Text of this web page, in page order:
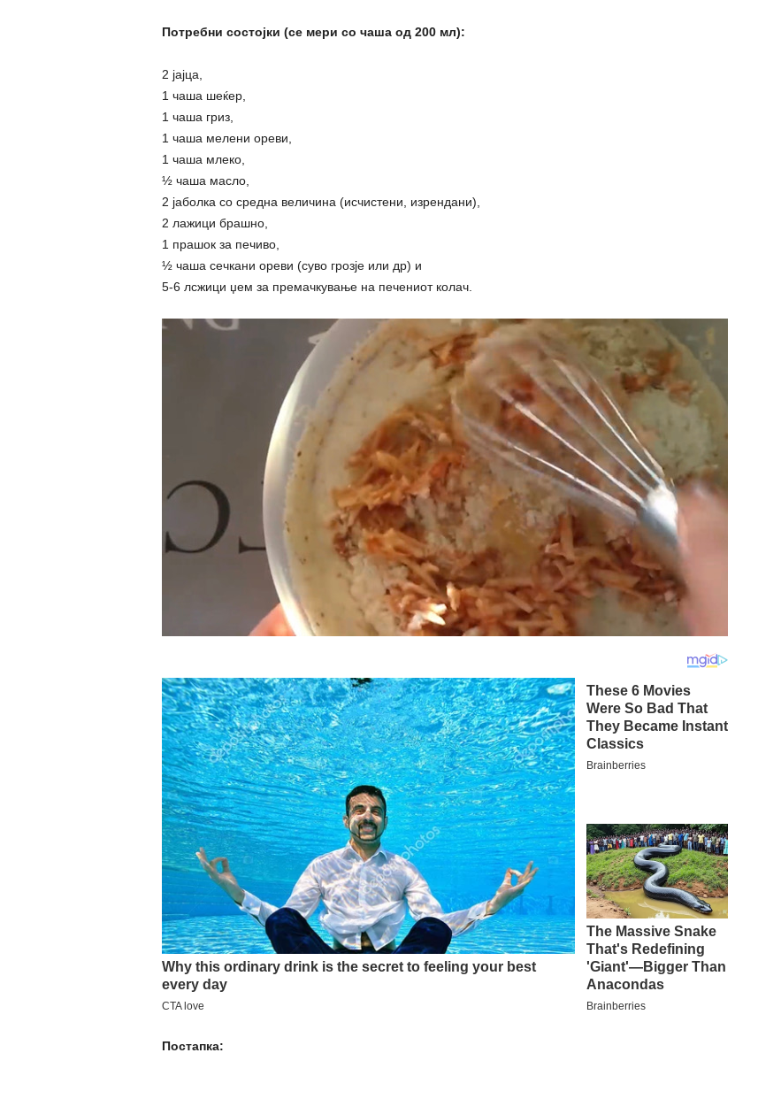
Потребни состојки (се мери со чаша од 200 мл):
2 јајца,
1 чаша шеќер,
1 чаша гриз,
1 чаша мелени ореви,
1 чаша млеко,
½ чаша масло,
2 јаболка со средна величина (исчистени, изрендани),
2 лажици брашно,
1 прашок за печиво,
½ чаша сечкани ореви (суво грозје или др) и
5-6 лсжици џем за премачкување на печениот колач.
Постапка: